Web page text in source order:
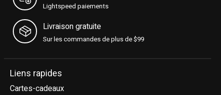
Lightspeed paiements
Livraison gratuite
Sur les commandes de plus de $99
Liens rapides
Cartes-cadeaux